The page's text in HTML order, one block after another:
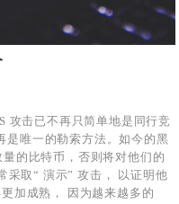
攻击已不再只简单地是同行竞
是唯一的勒索方法。如今的黑
的比特币，否则将对他们的
采取“ 演示” 攻击， 以证明他
加成熟， 因为越来越多的